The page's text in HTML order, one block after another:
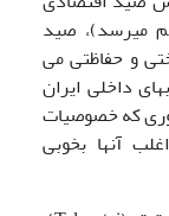
می­رسد)، صید
و حفاظتی می
داخلی ایران
که خصوصیات
آنها بخوبی